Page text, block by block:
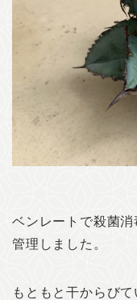
ベンレートで殺菌
管理しました。
もともと干からび